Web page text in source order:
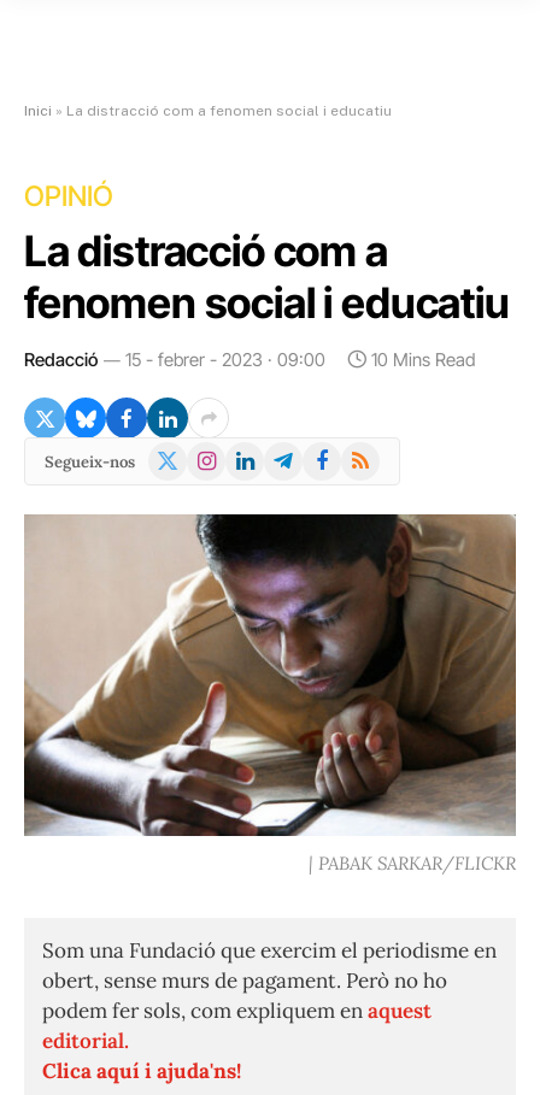
Inici » La distracció com a fenomen social i educatiu
OPINIÓ
La distracció com a
fenomen social i educatiu
Redacció 15 - febrer - 2023 · 09:00 10 Mins Read
Segueix-nos
X
Instagram
LinkedInTelegramFacebook
RSS
| PABAK SARKAR/FLICKR
Som una Fundació que exercim el periodisme en
obert, sense murs de pagament. Però no ho
podem fer sols, com expliquem enaquest
editorial.
Clica aquí i ajuda'ns!